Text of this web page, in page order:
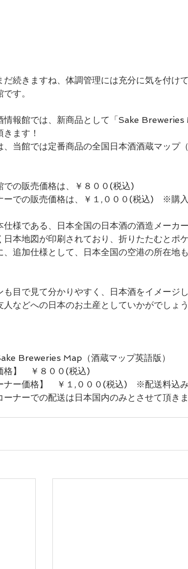
続きますね、体調管理には充分に気を付け
す。
情報館では、新商品として「Sake Breweries
ます！
、当館では定番商品の全国日本酒酒蔵マップ
での販売価格は、￥８００(税込)
ーでの販売価格は、￥１,０００(税込)　※購
仕様である、日本全国の日本酒の酒造メーカ
日本地図が印刷されており、折りたたむとポ
、追加仕様として、日本全国の空港の所在地
も目で見て分かりやすく、日本酒をイメージ
人などへの日本のお土産としていかがでしょ
Breweries Map（酒蔵マップ英語版）
格】　￥８００(税込)
ナー価格】　￥１,０００(税込)　※配送料込み
ナーでの配送は日本国内のみとさせて頂きま